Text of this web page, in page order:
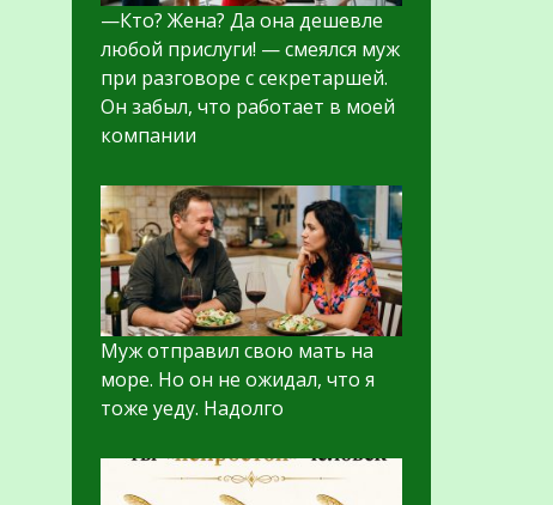
—Кто? Жена? Да она дешевле
любой прислуги! — смеялся муж
при разговоре с секретаршей.
Он забыл, что работает в моей
компании
Муж отправил свою мать на
море. Но он не ожидал, что я
тоже уеду. Надолго